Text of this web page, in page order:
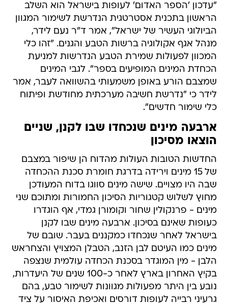
הביולוגי העשיר של ישראל", אמר ד"ר נעם לידר,
מנהל אגף אקולוגיה ברשות הטבע והגנים. "זהו כלי
המכוון לפעולות שמירת הטבע הנדרשות למניעת
הכחדת המינים המופיעים בספר". לגבי המינים
שמצבם הורע באופן משמעותי בהשוואה לעבר, אמר
לידר כי "נדרשת חשיבה מערכתית מחודשת ופיתוח
כלי שימור חדשים".
ארבעה מינים שנכחדו שבו לקנן, שניים
החדשות הטובות העולות מהדוח הן שיפור במצבם
של 15 מינים וירידה בדרגת חומרת סכנת ההכחדה
שבה היו מצויים. שישה מינים סווגו בדוח המעודכן
מחוץ לשלוש קטגוריות הסיכון החמורות ומתוכם שני
מינים - פרנקולין שחור וקומורן גמדי, אף הוגדרו
כעופות שאינם בסיכון. ארבעה מינים שבו לקנן
בישראל לאחר שנכחדו כמקננים בעבר. שובם של
מינים כמו העיטם לבן הזנב, הטבלן המצויץ והצחראש
הלבן - מין המוגדר בסכנת הכחדה עולמית שנצפה
בקיץ האחרון בארץ לאחר כ-100 שנים של היעדרות,
נובע בין היתר מפעולות מגוונות לשימור טבע, בהם
גרעיני רבייה לעופות דורסים ואכיפת האיסור על ציד
ברווזים חורפים במאגרים.